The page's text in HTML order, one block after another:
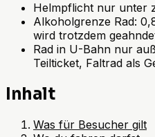
Helmpflicht nur unter
Alkoholgrenze Rad:
wird trotzdem
Rad in U-Bahn nur
Teilticket, Faltrad als
Inhalt
Was für Besucher gilt